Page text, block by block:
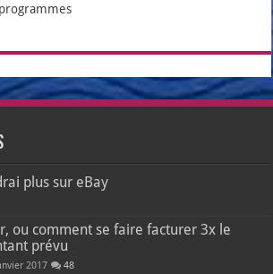
plus sur eBay
ou comment se faire facturer 3x le
prévu
2017 48